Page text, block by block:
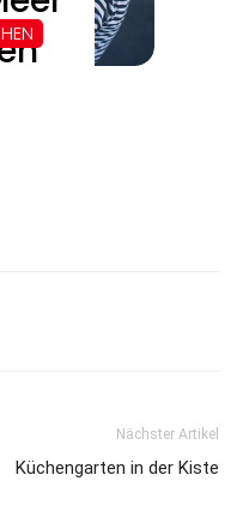
Nächster Artikel
Küchengarten in der Kiste